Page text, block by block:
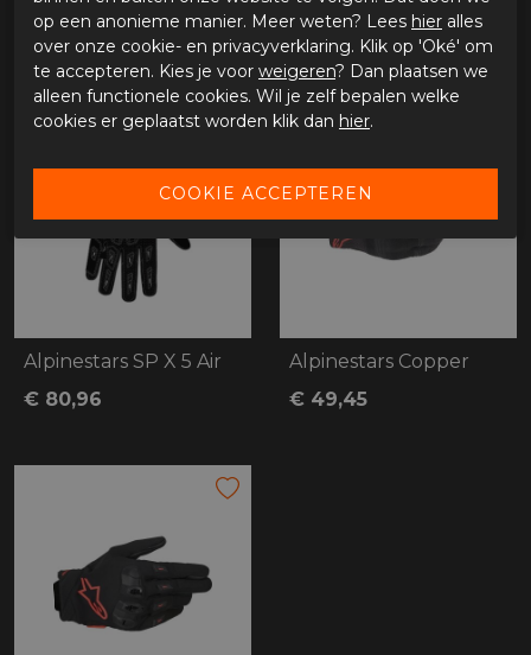
GERELATEERDE PRODUCTEN
Alpinestars SP X 5 Air
€ 80,96
Alpinestars Copper
€ 49,45
op een anonieme manier. Meer weten? Lees hier alles
over onze cookie- en privacyverklaring. Klik op 'Oké' om
te accepteren. Kies je voor weigeren? Dan plaatsen we
alleen functionele cookies. Wil je zelf bepalen welke
cookies er geplaatst worden klik dan hier.